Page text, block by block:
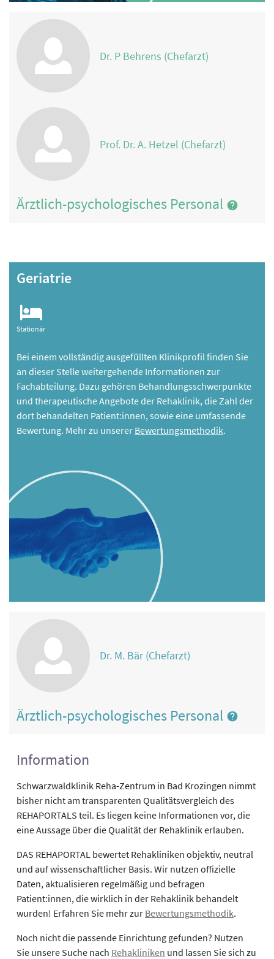
Dr. P Behrens (Chefarzt)
Prof. Dr. A. Hetzel (Chefarzt)
Ärztlich-psychologisches Personal
Geriatrie
Stationär
Bei einem vollständig ausgefüllten Klinikprofil finden Sie
an dieser Stelle weitergehende Informationen zur
Fachabteilung. Dazu gehören Behandlungsschwerpunkte
und therapeutische Angebote der Rehaklinik, die Zahl der
dort behandelten Patient:innen, sowie eine umfassende
Bewertung. Mehr zu unserer Bewertungsmethodik.
Dr. M. Bär (Chefarzt)
Ärztlich-psychologisches Personal
Information
Schwarzwaldklinik Reha-Zentrum in Bad Krozingen nimmt
bisher nicht am transparenten Qualitätsvergleich des
REHAPORTALS teil. Es liegen keine Informationen vor, die
eine Aussage über die Qualität der Rehaklinik erlauben.
DAS REHAPORTAL bewertet Rehakliniken objektiv, neutral
und auf wissenschaftlicher Basis. Wir nutzen offizielle
Daten, aktualisieren regelmäßig und befragen
Patient:innen, die wirklich in der Rehaklinik behandelt
wurden! Erfahren Sie mehr zur Bewertungsmethodik.
Noch nicht die passende Einrichtung gefunden? Nutzen
Sie unsere Suche nach Rehakliniken und lassen Sie sich zu